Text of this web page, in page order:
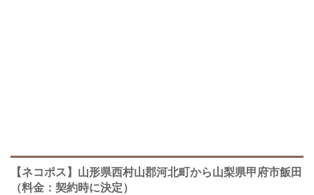
【ネコポス】山形県西村山郡河北町から山梨県甲府市飯田
（料金：契約時に決定）